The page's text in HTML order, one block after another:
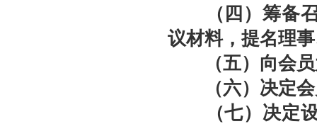
（四）筹备召
议材料，提名理
（五）向会员
（六）决定会
（七）决定设